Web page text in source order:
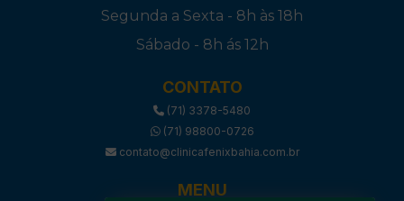
Segunda a Sexta - 8h às 18h
Sábado - 8h ás 12h
CONTATO
(71) 3378-5480
(71) 98800-0726
contato@clinicafenixbahia.com.br
MENU